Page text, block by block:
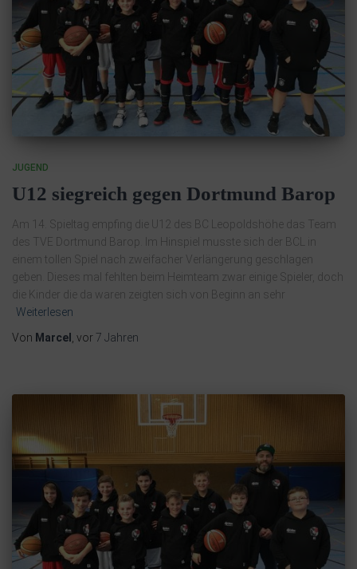
JUGEND
U12 siegreich gegen Dortmund Barop
Am 14. Spieltag empfing die U12 des BC Leopoldshöhe das Team
des TVE Dortmund Barop. Im Hinspiel musste sich der BCL in
einem tollen Spiel nach zweifacher Verlängerung geschlagen
geben. Dieses mal fehlten beim Heimteam zwar einige Spieler, doch
die Kinder die da waren zeigten sich von Beginn an sehr
Weiterlesen
Von Marcel , vor 7 Jahren